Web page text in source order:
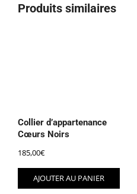
Produits similaires
Collier d’appartenance
Cœurs Noirs
185,00€
AJOUTER AU PANIER